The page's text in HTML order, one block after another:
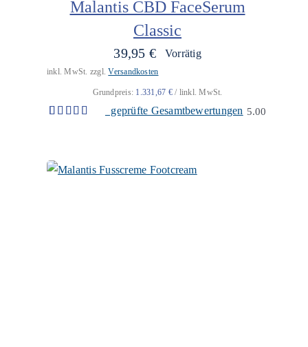
Malantis CBD FaceSerum
Classic
39,95€ Vorrätig
inkl. MwSt. zzgl.Versandkosten
Grundpreis: 1.331,67 €/ linkl. MwSt.
basierend
auf
geprüfte Gesamtbewertungen 5.00